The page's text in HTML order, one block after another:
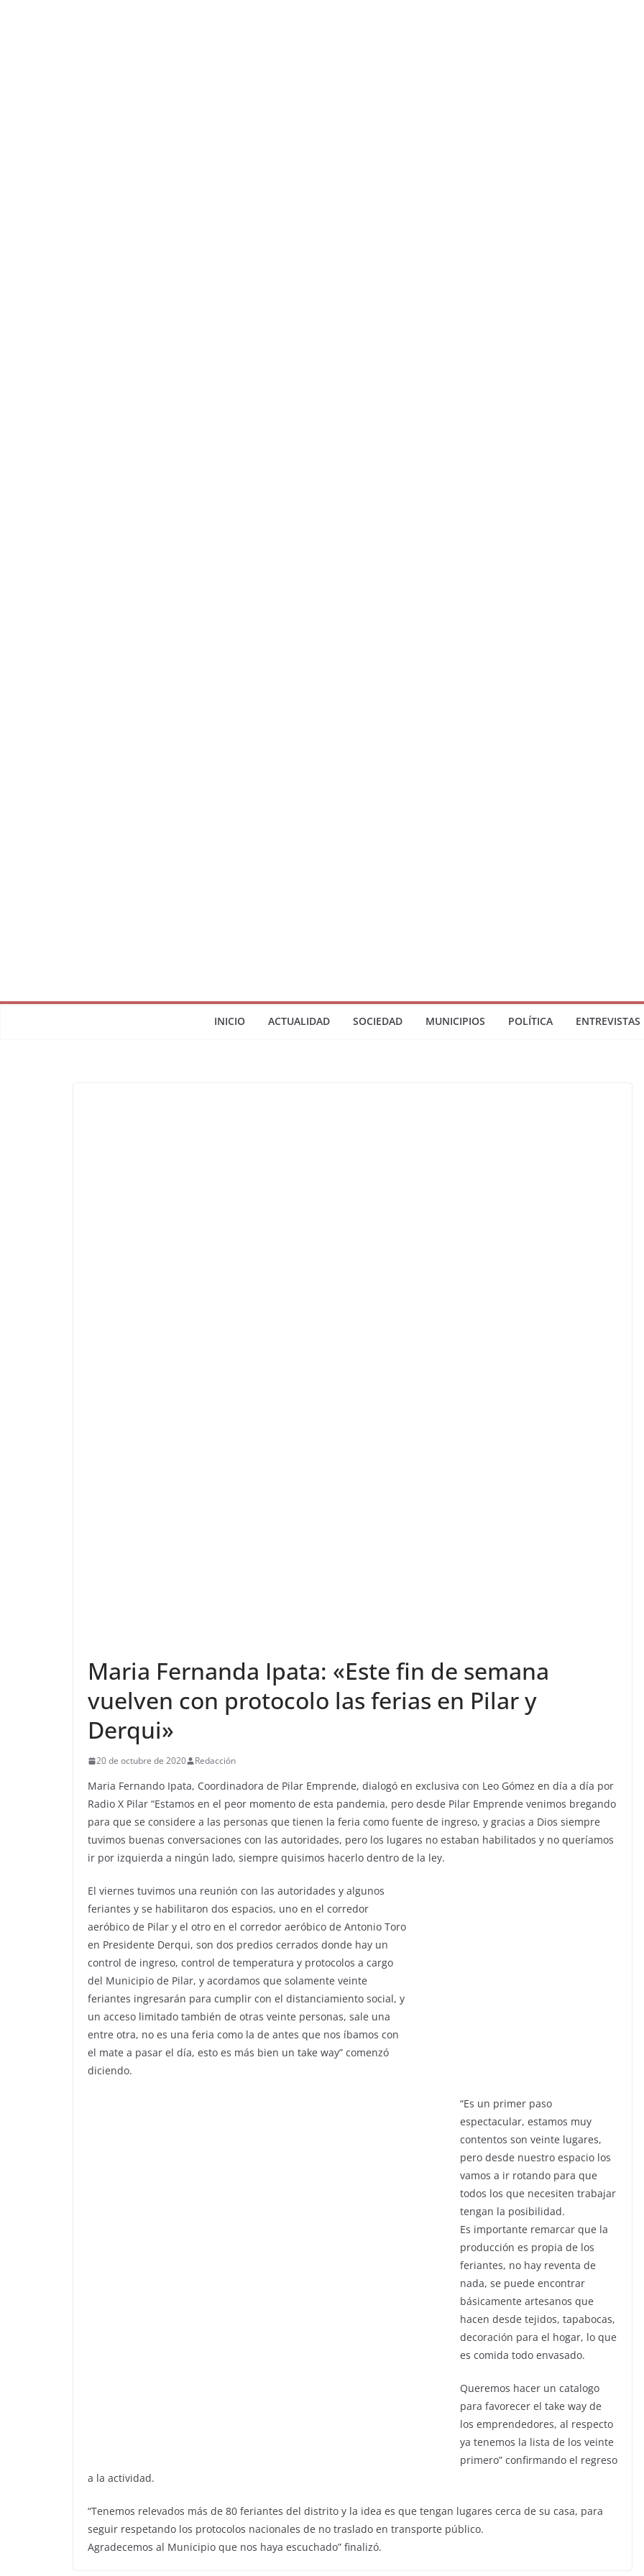
INICIO ACTUALIDAD SOCIEDAD MUNICIPIOS POLÍTICA ENTREVISTAS
Maria Fernanda Ipata: «Este fin de semana
vuelven con protocolo las ferias en Pilar y
Derqui»
20 de octubre de 2020 Redacción
Maria Fernando Ipata, Coordinadora de Pilar Emprende, dialogó en exclusiva con Leo Gómez en día a día por
Radio X Pilar “Estamos en el peor momento de esta pandemia, pero desde Pilar Emprende venimos bregando
para que se considere a las personas que tienen la feria como fuente de ingreso, y gracias a Dios siempre
tuvimos buenas conversaciones con las autoridades, pero los lugares no estaban habilitados y no queríamos
ir por izquierda a ningún lado, siempre quisimos hacerlo dentro de la ley.
El viernes tuvimos una reunión con las autoridades y algunos
feriantes y se habilitaron dos espacios, uno en el corredor
aeróbico de Pilar y el otro en el corredor aeróbico de Antonio Toro
en Presidente Derqui, son dos predios cerrados donde hay un
control de ingreso, control de temperatura y protocolos a cargo
del Municipio de Pilar, y acordamos que solamente veinte
feriantes ingresarán para cumplir con el distanciamiento social, y
un acceso limitado también de otras veinte personas, sale una
entre otra, no es una feria como la de antes que nos íbamos con
el mate a pasar el día, esto es más bien un take way” comenzó
diciendo.
“Es un primer paso
espectacular, estamos muy
contentos son veinte lugares,
pero desde nuestro espacio los
vamos a ir rotando para que
todos los que necesiten trabajar
tengan la posibilidad.
Es importante remarcar que la
producción es propia de los
feriantes, no hay reventa de
nada, se puede encontrar
básicamente artesanos que
hacen desde tejidos, tapabocas,
decoración para el hogar, lo que
es comida todo envasado.
Queremos hacer un catalogo
para favorecer el take way de
los emprendedores, al respecto
ya tenemos la lista de los veinte
primero” confirmando el regreso
a la actividad.
“Tenemos relevados más de 80 feriantes del distrito y la idea es que tengan lugares cerca de su casa, para
seguir respetando los protocolos nacionales de no traslado en transporte público.
Agradecemos al Municipio que nos haya escuchado” finalizó.